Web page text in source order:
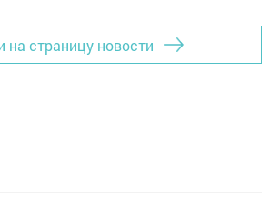
на страницу новости